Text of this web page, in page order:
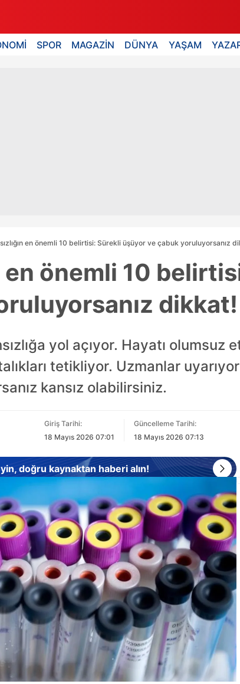
SPOR MAGAZİN DÜNYA YAŞAM
en önemli 10 belirtisi: Sürekli üşüyor ve çabuk yoruluyorsanız
en önemli 10
dikkat!
yol açıyor. Hayatı olumsuz
tetikliyor. Uzmanlar
kansız olabilirsiniz.
Giriş Tarihi:
18 Mayıs 2026 07:01
Güncelleme Tarihi:
18 Mayıs 2026 07:13
doğru kaynaktan haberi alın!